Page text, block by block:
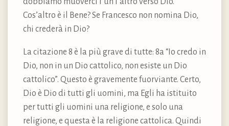
Cos’altro è il Bene? Se Francesco non nomina Dio,
chi crederà in Dio?
La citazione 8 è la più grave di tutte: 8a “Io credo in
Dio, non in un Dio cattolico, non esiste un Dio
cattolico”. Questo è gravemente fuorviante. Certo,
Dio è Dio di tutti gli uomini, ma Egli ha istituito
per tutti gli uomini una religione, e solo una
religione, e questa è la religione cattolica. Quindi